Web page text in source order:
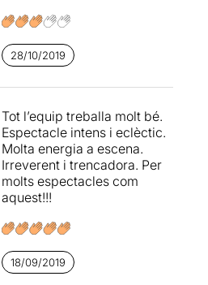
revisita els clàssics
shakespearians com a font
d’inspiració dels
aquest discurs, perquè
paraula trobin el text més
adient per en Phillip the
Sixth.
Així, mentre els lletraferits
componen aquest discurs,
repassen la monarquia
anglesa que va inspirar a
Shakespeare, al mateix
temps que creen un
28/10/2019
Tot l’equip treballa molt bé.
Espectacle intens i eclèctic.
Molta energia a escena.
Irreverent i trencadora. Per
molts espectacles com
aquest!!!
18/09/2019